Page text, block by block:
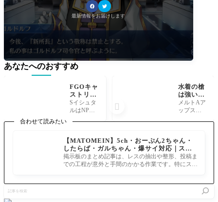
最新情報をお届けします
合わせて読みたい
【MATOMEIN】5ch・おーぷん2ちゃん・
したらば・ガルちゃん・爆サイ対応｜スマ
ホでまとめ記事を作れるアプリ FGOのまと
め記事ができるまで
掲示板のまとめ記事は、レスの抽出や整形、投稿ま
での工程が意外と手間のかかる作業です。特にスマ
を
あなたへのおすすめ
FGOキャ
ストリア
システム
適正最高
刻！つい
でに制服
霊衣お願
いしま
Sイシュタ
ルはNP効
高い へい
よーかる
でらっく
す！ イベ
水着の槍
は強いの
多いけど
水着メル
ムダリリ
ス]メル
トは4タ
ーンアー
ルド変換
をどう利
メルトAア
ップスキ
ろうけど3
ヒットし
かないか
ら楽にシ
